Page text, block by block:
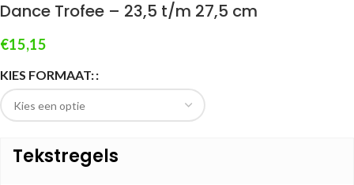
Dance Trofee – 23,5 t/m 27,5 cm
€15,15
KIES FORMAAT:
Tekstregels